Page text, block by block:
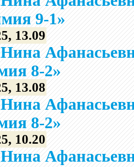
9-1»
13.09
8-2»
13.08
8-2»
10.20